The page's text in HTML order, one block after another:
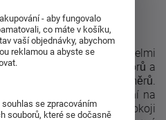
bude Vás interiér velmi
i moderních vzorů a
polštářků i různých rozměrů.
posezení na
nebo hale, v obývacím pokoji
- aby fungovalo
co máte v košíku,
vaší objednávky, abychom
reklamou a abyste se
se zpracováním
souborů, které se dočasně